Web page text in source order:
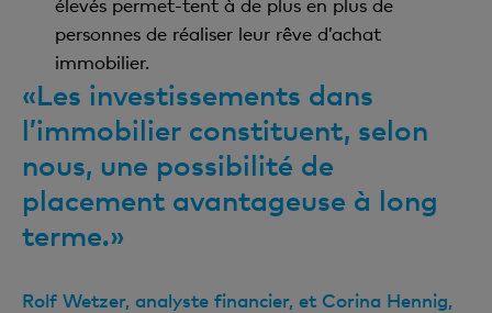
personnes de réaliser leur rêve d’achat
immobilier.
«Les investissements dans
l’immobilier constituent, selon
nous, une possibilité de
placement avantageuse à long
terme.»
Rolf Wetzer, analyste financier, et Corina Hennig,